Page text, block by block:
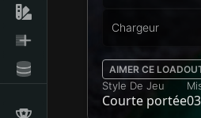
Chargeur
AIMER CE
Style De Jeu
Courte portée